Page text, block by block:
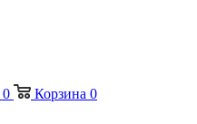
0 Корзина 0